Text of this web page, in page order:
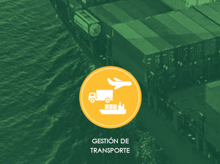
GESTIÓN DE
TRANSPORTE